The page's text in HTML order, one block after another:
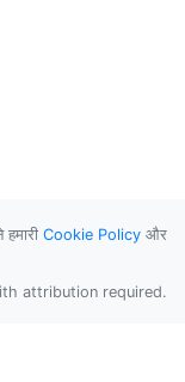
Cookie Policy और
attribution required.